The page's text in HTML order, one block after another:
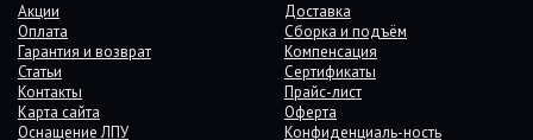
Акции
Доставка
Оплата
Сборка и подъём
Гарантия и возврат
Компенсация
Статьи
Сертификаты
Контакты
Прайс-лист
Карта сайта
Оферта
Оснащение ЛПУ
Конфиденциаль-ность